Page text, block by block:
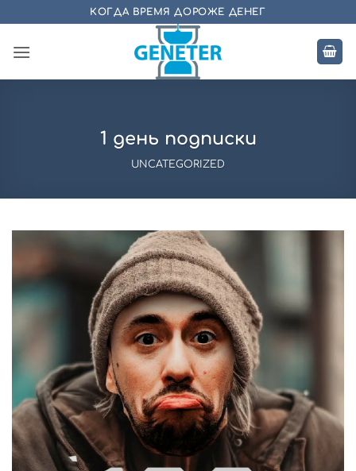
to
content
КОГДА ВРЕМЯ ДОРОЖЕ ДЕНЕГ
1 день подписки
UNCATEGORIZED